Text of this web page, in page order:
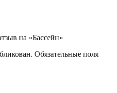
на «Бассейн»
Обязательные поля